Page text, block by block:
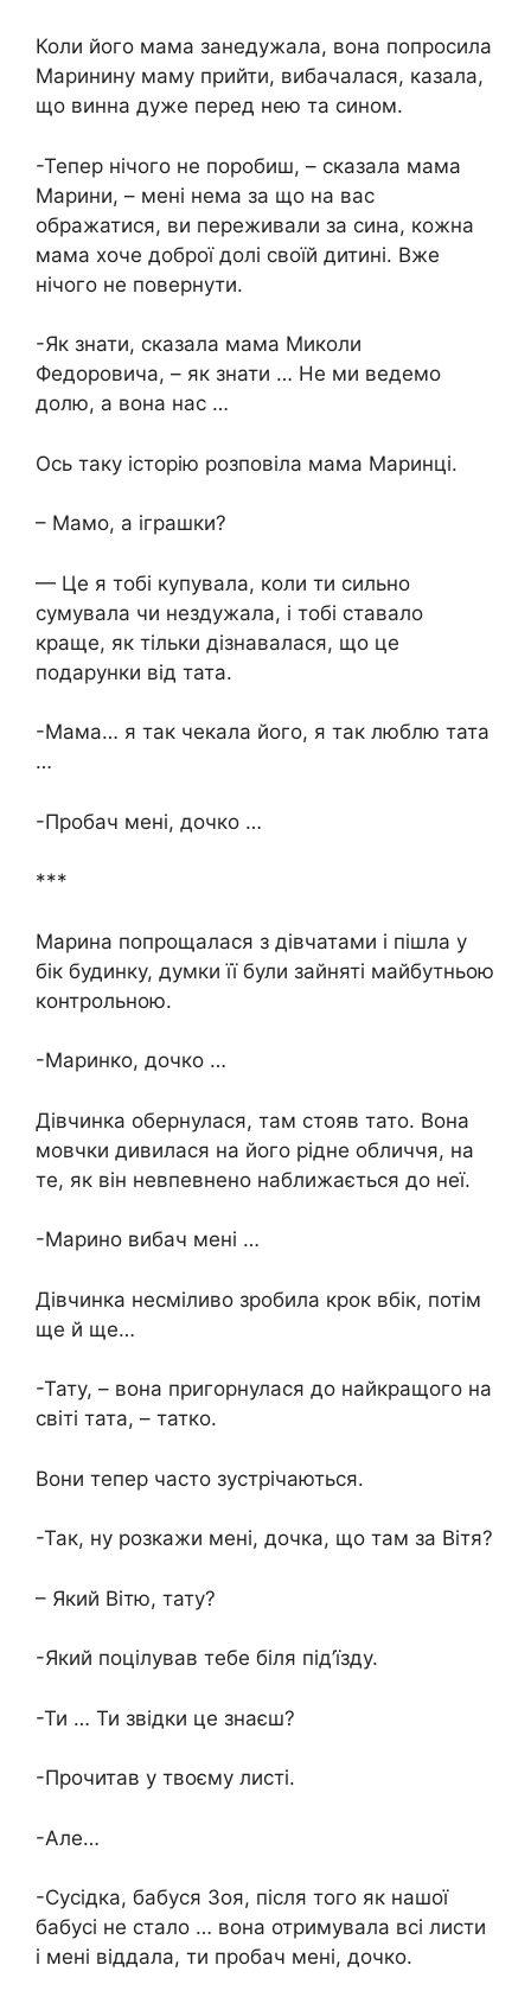
Коли його мама занедужала, вона попросила
Маринину маму прийти, вибачалася, казала,
що винна дуже перед нею та сином.
-Тепер нічого не поробиш, – сказала мама
Марини, – мені нема за що на вас
ображатися, ви переживали за сина, кожна
мама хоче доброї долі своїй дитині. Вже
нічого не повернути.
-Як знати, сказала мама Миколи
Федоровича, – як знати … Не ми ведемо
долю, а вона нас …
Ось таку історію розповіла мама Маринці.
– Мамо, а іграшки?
— Це я тобі купувала, коли ти сильно
сумувала чи нездужала, і тобі ставало
краще, як тільки дізнавалася, що це
подарунки від тата.
-Мама… я так чекала його, я так люблю тата
…
-Пробач мені, дочко …
***
Марина попрощалася з дівчатами і пішла у
бік будинку, думки її були зайняті майбутньою
контрольною.
-Маринко, дочко …
Дівчинка обернулася, там стояв тато. Вона
мовчки дивилася на його рідне обличчя, на
те, як він невпевнено наближається до неї.
-Марино вибач мені …
Дівчинка несміливо зробила крок вбік, потім
ще й ще…
-Тату, – вона пригорнулася до найкращого на
світі тата, – татко.
Вони тепер часто зустрічаються.
-Так, ну розкажи мені, дочка, що там за Вітя?
– Який Вітю, тату?
-Який поцілував тебе біля під’їзду.
-Ти … Ти звідки це знаєш?
-Прочитав у твоєму листі.
-Але…
-Сусідка, бабуся Зоя, після того як нашої
бабусі не стало … вона отримувала всі листи
і мені віддала, ти пробач мені, дочко.